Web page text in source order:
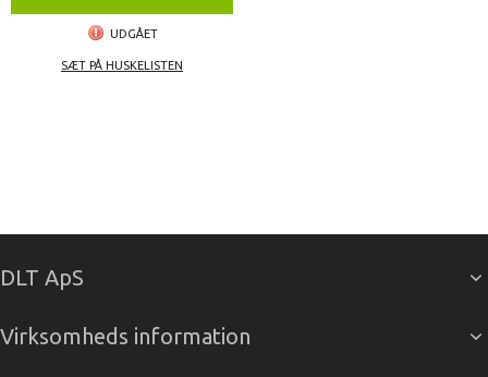
UDGÅET
SÆT PÅ HUSKELISTEN
DLT ApS
Virksomheds information